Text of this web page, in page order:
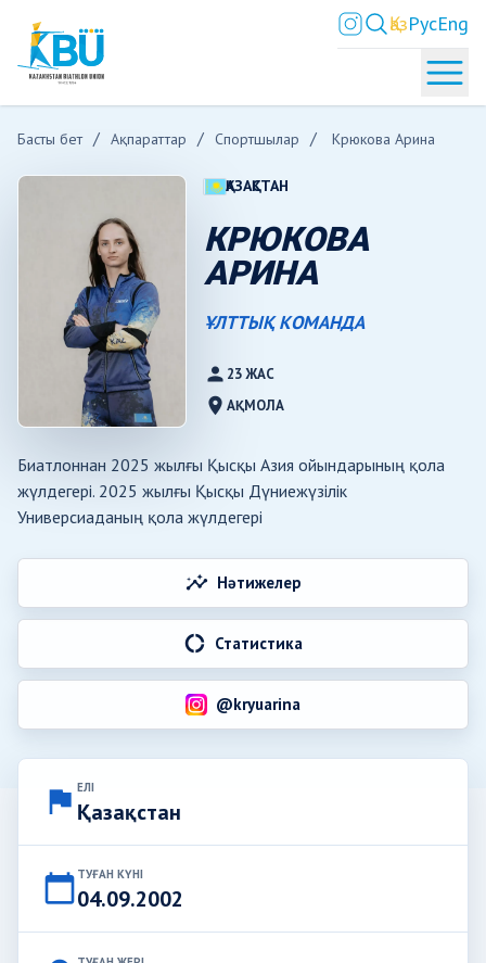
ҚазРусEng
Басты бет Ақпараттар Спортшылар Крюкова Арина
ҚАЗАҚСТАН
КРЮКОВА
АРИНА
ҰЛТТЫҚ КОМАНДА
person 23 ЖАС
location_on АҚМОЛА
Биатлоннан 2025 жылғы Қысқы Азия ойындарының қола
жүлдегері. 2025 жылғы Қысқы Дүниежүзілік
Универсиаданың қола жүлдегері
insights Нәтижелер
donut_large Статистика
@kryuarina
flag ЕЛІ
Қазақстан
calendar_today ТУҒАН КҮНІ
04.09.2002